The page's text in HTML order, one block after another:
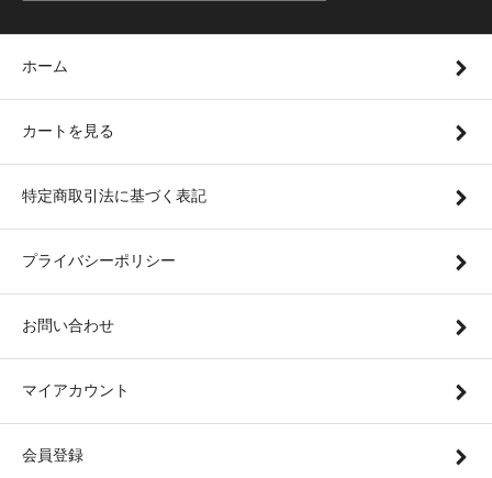
ホーム
カートを見る
特定商取引法に基づく表記
プライバシーポリシー
お問い合わせ
マイアカウント
会員登録